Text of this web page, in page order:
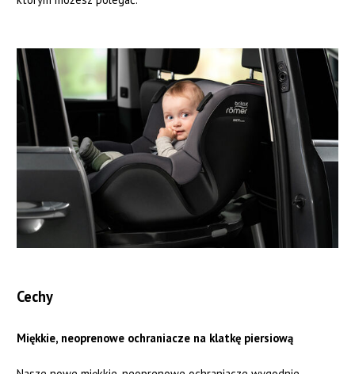
Cechy
Miękkie, neoprenowe ochraniacze na klatkę piersiową